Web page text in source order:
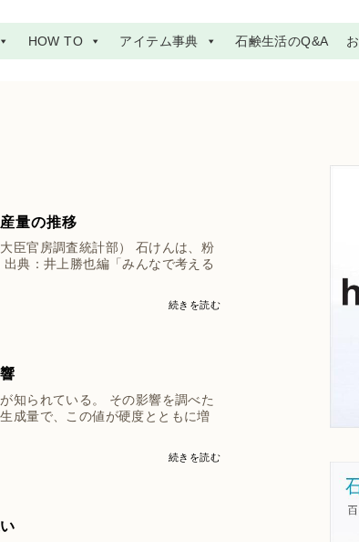
HOW TO アイテム事典 石鹸生活のQ&A
量の推移
臣官房調査統計部） 石けんは、粉
典：井上勝也編「みんなで考える
続きを読む
知られている。 その影響を調べた
成量で、この値が硬度とともに増
続きを読む